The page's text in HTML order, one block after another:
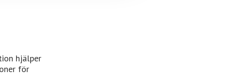
hjälper
för